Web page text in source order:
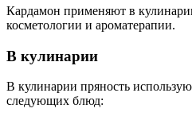
Кардамон применяют в
косметологии и ароматерапии.
В кулинарии
В кулинарии пряность
следующих блюд: